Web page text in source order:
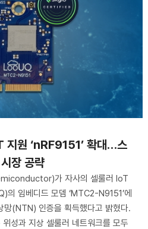
지원 ‘nRF9151’ 확대…스
장 공략
가 자사의 셀룰러 IoT
의 임베디드 모뎀 ‘MTC2-N9151’에
(NTN) 인증을 획득했다고 밝혔다.
성과 지상 셀룰러 네트워크를 모두